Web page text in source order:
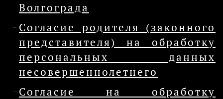
Волгограда
Согласие родителя (законного
представителя) на обработку
персональных данных
несовершеннолетнего
Согласие на обработку